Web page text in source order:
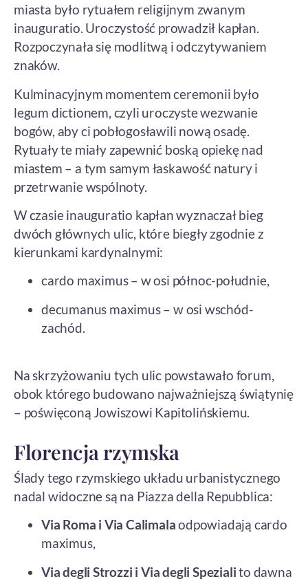
miasta było rytuałem religijnym zwanym
inauguratio. Uroczystość prowadził kapłan.
Rozpoczynała się modlitwą i odczytywaniem
znaków.
Kulminacyjnym momentem ceremonii było
legum dictionem, czyli uroczyste wezwanie
bogów, aby ci pobłogosławili nową osadę.
Rytuały te miały zapewnić boską opiekę nad
miastem – a tym samym łaskawość natury i
przetrwanie wspólnoty.
W czasie inauguratio kapłan wyznaczał bieg
dwóch głównych ulic, które biegły zgodnie z
kierunkami kardynalnymi:
cardo maximus – w osi północ-południe,
decumanus maximus – w osi wschód-
zachód.
Na skrzyżowaniu tych ulic powstawało forum,
obok którego budowano najważniejszą świątynię
– poświęconą Jowiszowi Kapitolińskiemu.
Florencja rzymska
Ślady tego rzymskiego układu urbanistycznego
nadal widoczne są na Piazza della Repubblica:
Via Roma i Via Calimalaodpowiadają cardo
maximus,
Via degli Strozzi i Via degli Spezialito dawna